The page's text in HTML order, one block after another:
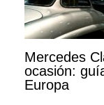
Mercedes
ocasión:
Europa